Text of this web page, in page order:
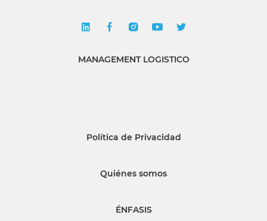
MANAGEMENT LOGISTICO
Política de Privacidad
Quiénes somos
ÉNFASIS